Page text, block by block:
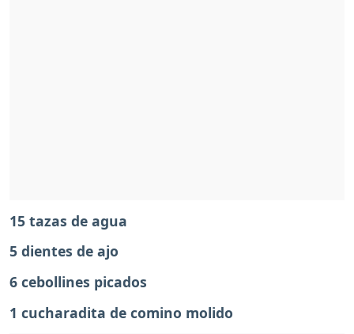
15 tazas de agua
5 dientes de ajo
6 cebollines picados
1 cucharadita de comino molido